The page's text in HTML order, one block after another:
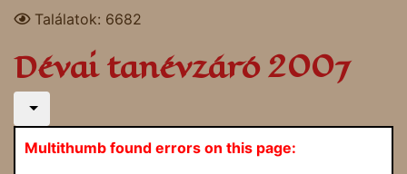
Találatok: 6682
Dévai tanévzáró 2007
Multithumb found errors on this page: